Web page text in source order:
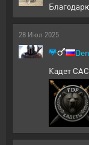
28 Июл 2025
Кадет